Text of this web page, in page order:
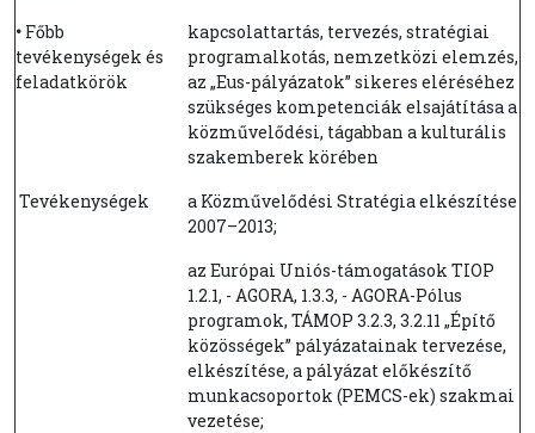
• Főbb
tevékenységek és
feladatkörök
kapcsolattartás, tervezés, stratégiai
programalkotás, nemzetközi elemzés,
az „Eus-pályázatok” sikeres eléréséhez
szükséges kompetenciák elsajátítása a
közművelődési, tágabban a kulturális
szakemberek körében
Tevékenységek
a Közművelődési Stratégia elkészítése
2007–2013;
az Európai Uniós-támogatások TIOP
1.2.1, - AGORA, 1.3.3, - AGORA-Pólus
programok, TÁMOP 3.2.3, 3.2.11 „Építő
közösségek” pályázatainak tervezése,
elkészítése, a pályázat előkészítő
munkacsoportok (PEMCS-ek) szakmai
vezetése;